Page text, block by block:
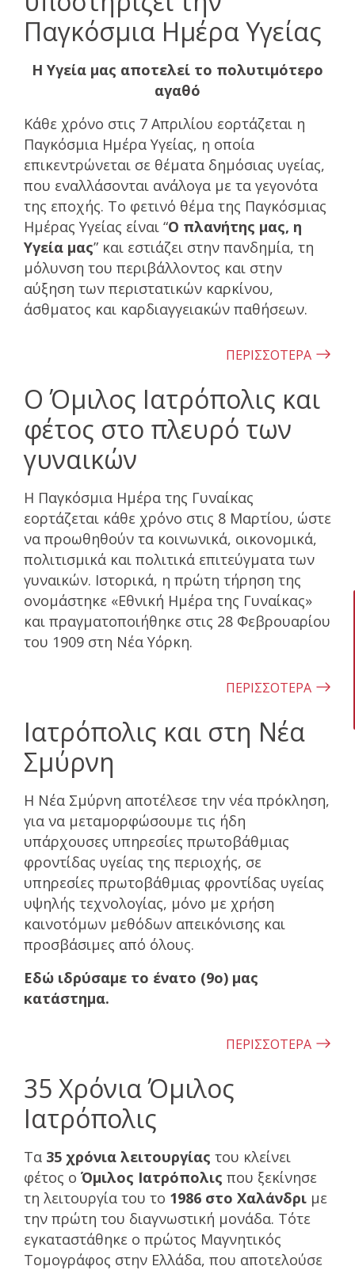
Παγκόσμια Ημέρα Υγείας
Η Υγεία μας αποτελεί το πολυτιμότερο
αγαθό
Κάθε χρόνο στις 7 Απριλίου εορτάζεται η
Παγκόσμια Ημέρα Υγείας, η οποία
επικεντρώνεται σε θέματα δημόσιας υγείας,
που εναλλάσονται ανάλογα με τα γεγονότα
της εποχής. Το φετινό θέμα της Παγκόσμιας
Ημέρας Υγείας είναι “Ο πλανήτης μας, η
Υγεία μας” και εστιάζει στην πανδημία, τη
μόλυνση του περιβάλλοντος και στην
αύξηση των περιστατικών καρκίνου,
άσθματος και καρδιαγγειακών παθήσεων.
ΠΕΡΙΣΣΟΤΕΡΑ
Ο Όμιλος Ιατρόπολις και
φέτος στο πλευρό των
γυναικών
Η Παγκόσμια Ημέρα της Γυναίκας
εορτάζεται κάθε χρόνο στις 8 Μαρτίου, ώστε
να προωθηθούν τα κοινωνικά, οικονομικά,
πολιτισμικά και πολιτικά επιτεύγματα των
γυναικών. Ιστορικά, η πρώτη τήρηση της
ονομάστηκε «Εθνική Ημέρα της Γυναίκας»
και πραγματοποιήθηκε στις 28 Φεβρουαρίου
του 1909 στη Νέα Υόρκη.
ΠΕΡΙΣΣΟΤΕΡΑ
Ιατρόπολις και στη Νέα
Σμύρνη
Η Νέα Σμύρνη αποτέλεσε την νέα πρόκληση,
για να µεταµορφώσουµε τις ήδη
υπάρχουσες υπηρεσίες πρωτοβάθµιας
φροντίδας υγείας της περιοχής, σε
υπηρεσίες πρωτοβάθµιας φροντίδας υγείας
υψηλής τεχνολογίας, µόνο µε χρήση
καινοτόµων µεθόδων απεικόνισης και
προσβάσιμες από όλους.
Εδώ ιδρύσαµε το ένατο (9ο) µας
κατάστηµα.
ΠΕΡΙΣΣΟΤΕΡΑ
35 Χρόνια Όμιλος
Ιατρόπολις
Τα 35 χρόνια λειτουργίας του κλείνει
φέτος ο Όμιλος Ιατρόπολις που ξεκίνησε
τη λειτουργία του το 1986 στο Χαλάνδρι με
την πρώτη του διαγνωστική μονάδα. Τότε
εγκαταστάθηκε ο πρώτος Μαγνητικός
Τομογράφος στην Ελλάδα, που αποτελούσε